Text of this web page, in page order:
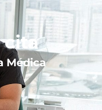
cita
Médica